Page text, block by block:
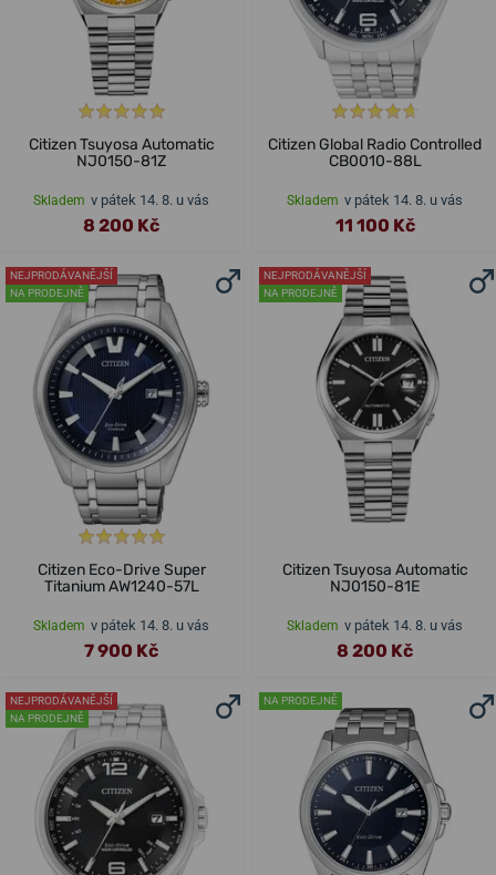
Citizen Tsuyosa Automatic
NJ0150-81Z
Skladem v pátek 14. 8. u vás
8 200 Kč
Citizen Global Radio Controlled
CB0010-88L
Skladem v pátek 14. 8. u vás
11 100 Kč
NEJPRODÁVANĚJŠÍ
NA PRODEJNĚ
Citizen Eco-Drive Super
Titanium AW1240-57L
Skladem v pátek 14. 8. u vás
7 900 Kč
NEJPRODÁVANĚJŠÍ
NA PRODEJNĚ
Citizen Tsuyosa Automatic
NJ0150-81E
Skladem v pátek 14. 8. u vás
8 200 Kč
NEJPRODÁVANĚJŠÍ
NA PRODEJNĚ
NA PRODEJNĚ